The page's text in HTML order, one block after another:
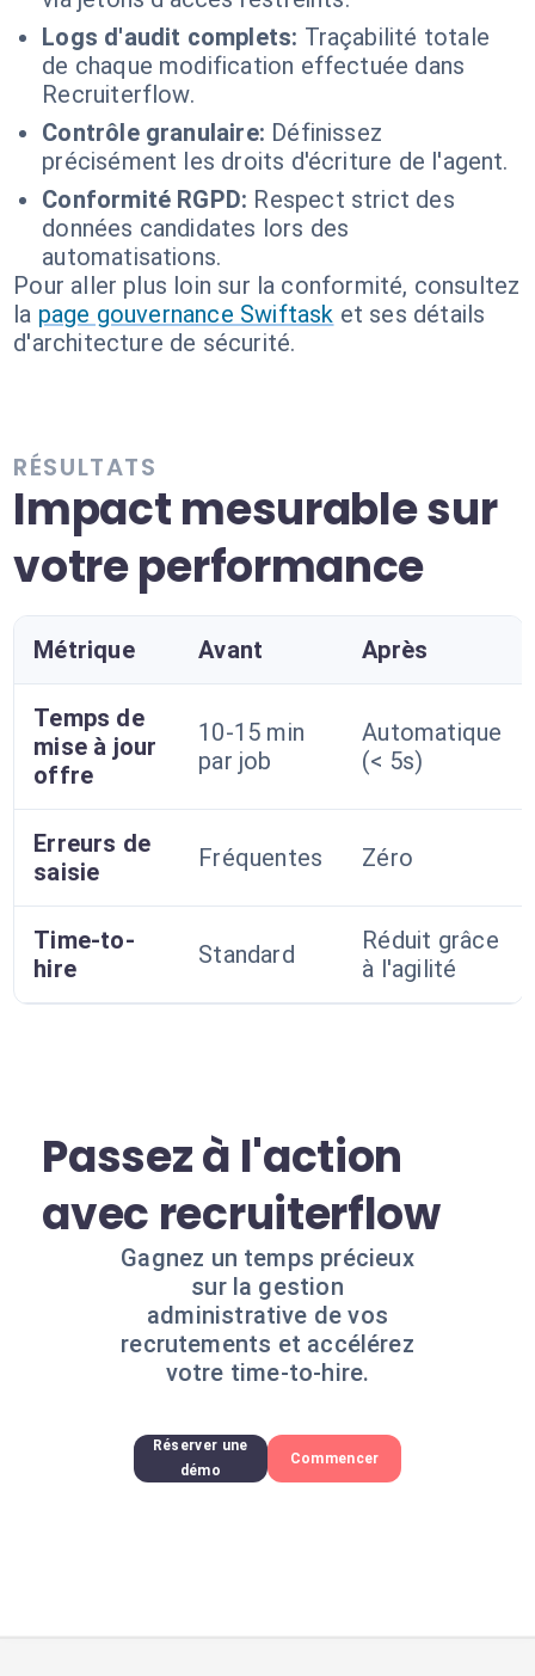
Logs d'audit complets: Traçabilité totale
de chaque modification effectuée dans
Recruiterflow.
Contrôle granulaire: Définissez
précisément les droits d'écriture de l'agent.
Conformité RGPD: Respect strict des
données candidates lors des
automatisations.
Pour aller plus loin sur la conformité, consultez
la page gouvernance Swiftask et ses détails
d'architecture de sécurité.
RÉSULTATS
Impact mesurable sur
votre performance
Métrique Avant Après
Temps de
mise à jour
offre
10-15 min
par job
Automatique
(< 5s)
Erreurs de
saisie
Fréquentes Zéro
Time-to-
hire
Standard
Réduit grâce
à l'agilité
Passez à l'action
avec recruiterflow
Gagnez un temps précieux
sur la gestion
administrative de vos
recrutements et accélérez
votre time-to-hire.
Réserver une
démo
Commencer